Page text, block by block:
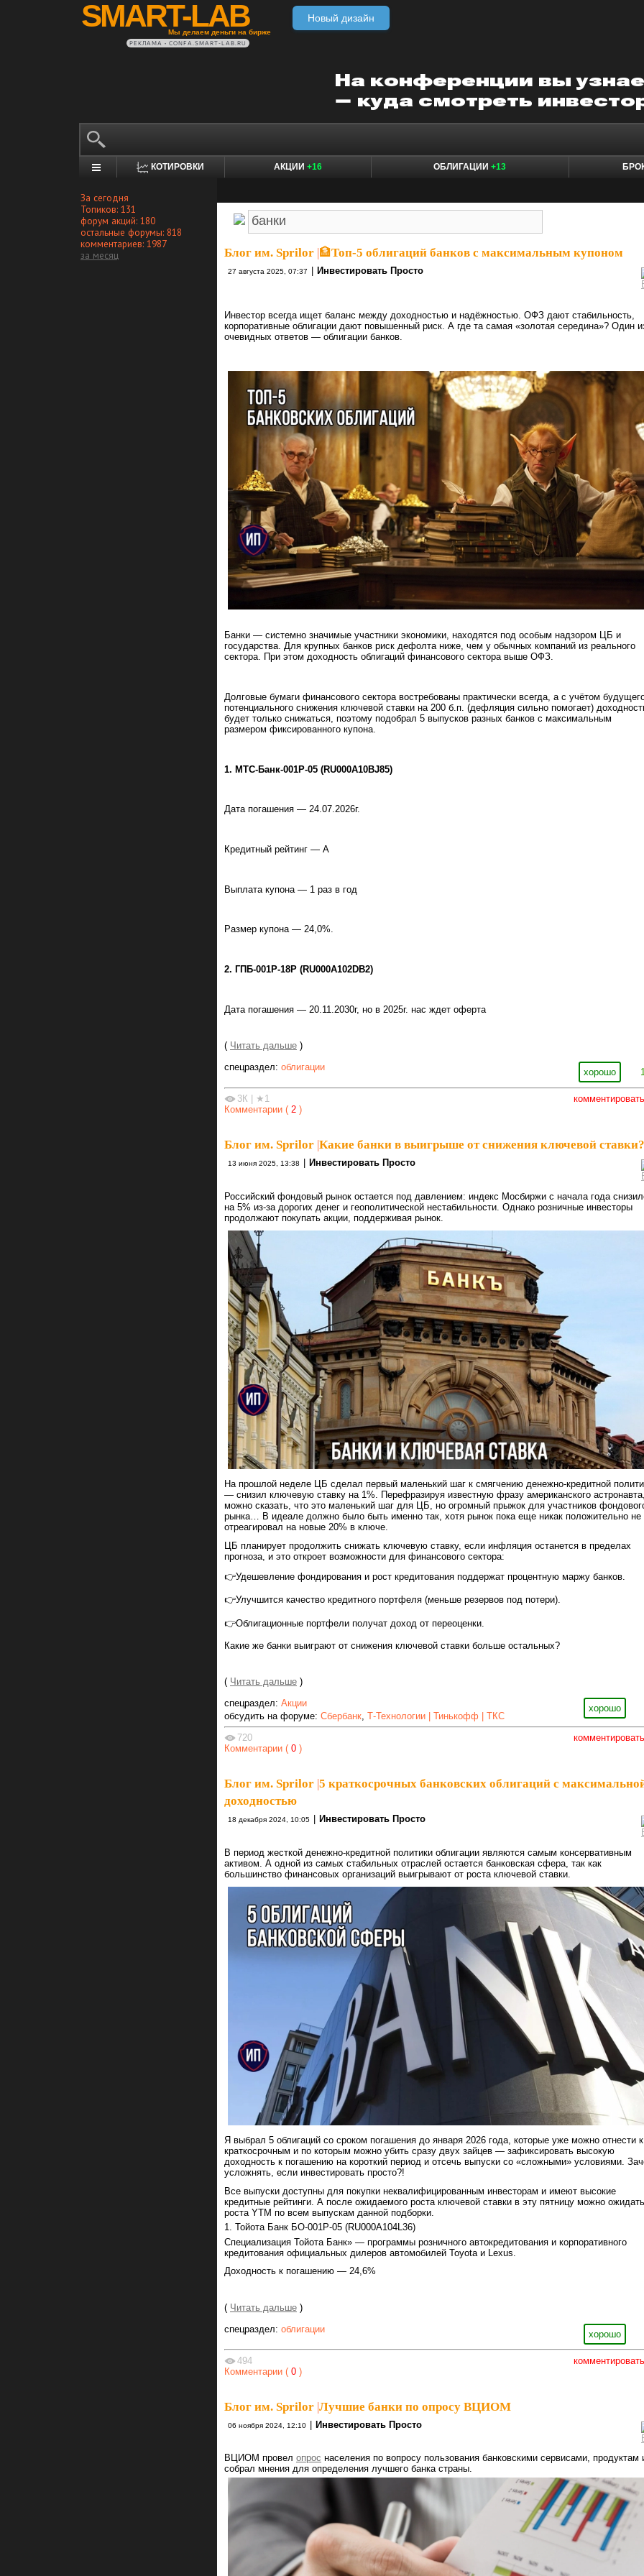
SMART-LAB
Мы делаем деньги на бирже
Новый дизайн
РЕКЛАМА • CONFA.SMART-LAB.RU
КОТИРОВКИ АКЦИИ +16 ОБЛИГАЦИИ +13
За сегодня
Топиков: 131
форум акций: 180
остальные форумы: 818
комментариев: 1987
за месяц
Блог им. Sprilor 🏦Топ-5 облигаций банков с максимальным купоном
27 августа 2025, 07:37 Инвестировать Просто
Инвестор всегда ищет баланс между доходностью и надёжностью. ОФЗ дают стабильность,
корпоративные облигации дают повышенный риск. А где та самая «золотая середина»? Один
очевидных ответов — облигации банков.
Банки — системно значимые участники экономики, находятся под особым надзором ЦБ и
государства. Для крупных банков риск дефолта ниже, чем у обычных компаний из реального
сектора. При этом доходность облигаций финансового сектора выше ОФЗ.
Долговые бумаги финансового сектора востребованы практически всегда, а с учётом
потенциального снижения ключевой ставки на 200 б.п. (дефляция сильно помогает)
будет только снижаться, поэтому подобрал 5 выпусков разных банков с максимальным
размером фиксированного купона.
1. МТС-Банк-001P-05 (RU000A10BJ85)
Дата погашения — 24.07.2026г.
Кредитный рейтинг — А
Выплата купона — 1 раз в год
Размер купона — 24,0%.
2. ГПБ-001Р-18Р (RU000A102DB2)
Дата погашения — 20.11.2030г, но в 2025г. нас ждет оферта
( Читать дальше )
хорошо
спецраздел: облигации
комментировать
3К
★1
Комментарии ( 2 )
Блог им. Sprilor Какие банки в выигрыше от снижения ключевой ставки?⁠⁠
13 июня 2025, 13:38 Инвестировать Просто
Российский фондовый рынок остается под давлением: индекс Мосбиржи с начала года
на 5% из-за дорогих денег и геополитической нестабильности. Однако розничные инвесторы
продолжают покупать акции, поддерживая рынок.
На прошлой неделе ЦБ сделал первый маленький шаг к смягчению денежно-кредитной
— снизил ключевую ставку на 1%. Перефразируя известную фразу американского астронавта,
можно сказать, что это маленький шаг для ЦБ, но огромный прыжок для участников
рынка… В идеале должно было быть именно так, хотя рынок пока еще никак положительно не
отреагировал на новые 20% в ключе.
ЦБ планирует продолжить снижать ключевую ставку, если инфляция останется в пределах
прогноза, и это откроет возможности для финансового сектора:
👉Удешевление фондирования и рост кредитования поддержат процентную маржу банков.
👉Улучшится качество кредитного портфеля (меньше резервов под потери).
👉Облигационные портфели получат доход от переоценки.
Какие же банки выиграют от снижения ключевой ставки больше остальных?
( Читать дальше )
хорошо
спецраздел: Акции
обсудить на форуме: Сбербанк Т-Технологии | Тинькофф | ТКС
комментировать
720
Комментарии ( 0 )
Блог им. Sprilor 5 краткосрочных банковских облигаций с
доходностью
18 декабря 2024, 10:05 Инвестировать Просто
В период жесткой денежно-кредитной политики облигации являются самым консервативным
активом. А одной из самых стабильных отраслей остается банковская сфера, так как
большинство финансовых организаций выигрывают от роста ключевой ставки.
Я выбрал 5 облигаций со сроком погашения до января 2026 года, которые уже можно отнести к
краткосрочным и по которым можно убить сразу двух зайцев — зафиксировать высокую
доходность к погашению на короткий период и отсечь выпуски со «сложными» условиями.
усложнять, если инвестировать просто?!
Все выпуски доступны для покупки неквалифицированным инвесторам и имеют высокие
кредитные рейтинги. А после ожидаемого роста ключевой ставки в эту пятницу можно
роста YTM по всем выпускам данной подборки.
1. Тойота Банк БО-001Р-05 (RU000A104L36)
Специализация Тойота Банк» — программы розничного автокредитования и корпоративного
кредитования официальных дилеров автомобилей Toyota и Lexus.
Доходность к погашению — 24,6%
( Читать дальше )
хорошо
спецраздел: облигации
комментировать
494
Комментарии ( 0 )
Блог им. Sprilor |Лучшие банки по опросу ВЦИОМ
06 ноября 2024, 12:10 Инвестировать Просто
ВЦИОМ провел опрос населения по вопросу пользования банковскими сервисами, продуктам
собрал мнения для определения лучшего банка страны.